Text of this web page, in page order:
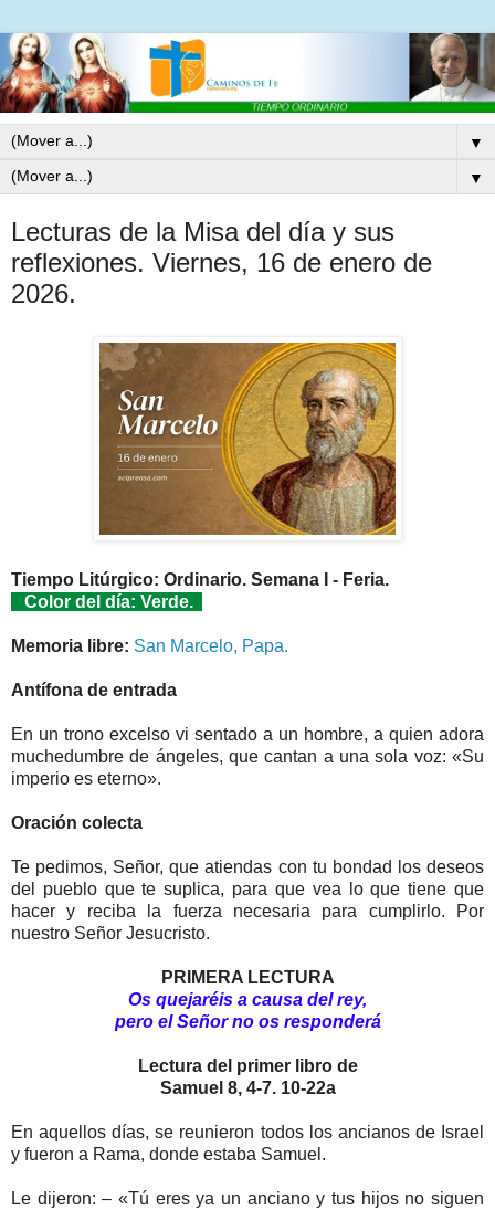
▼
▼
Lecturas de la Misa del día y sus
reflexiones. Viernes, 16 de enero de
2026.
Tiempo Litúrgico: Ordinario. Semana I - Feria.
Color del día: Verde.
Memoria libre: San Marcelo, Papa.
Antífona de entrada
En un trono excelso vi sentado a un hombre, a quien adora
muchedumbre de ángeles, que cantan a una sola voz: «Su
imperio es eterno».
Oración colecta
Te pedimos, Señor, que atiendas con tu bondad los deseos
del pueblo que te suplica, para que vea lo que tiene que
hacer y reciba la fuerza necesaria para cumplirlo. Por
nuestro Señor Jesucristo.
PRIMERA LECTURA
Os quejaréis a causa del rey,
pero el Señor no os responderá
Lectura del primer libro de
Samuel 8, 4-7. 10-22a
En aquellos días, se reunieron todos los ancianos de Israel
y fueron a Rama, donde estaba Samuel.
Le dijeron: – «Tú eres ya un anciano y tus hijos no siguen